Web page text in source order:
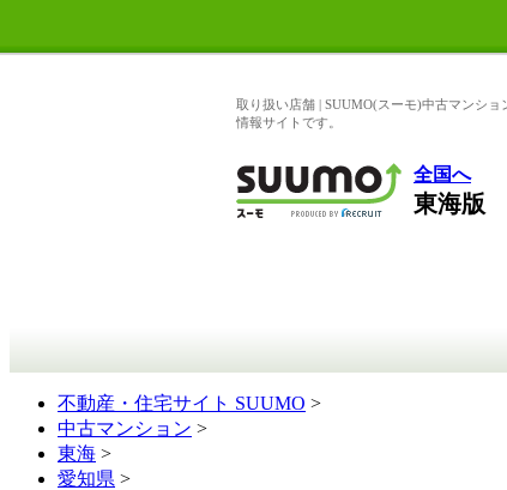
取り扱い店舗 | SUUMO(スーモ)中古マンシ
情報サイトです。
全国へ
東海版
不動産・住宅サイト SUUMO >
中古マンション >
東海 >
愛知県 >